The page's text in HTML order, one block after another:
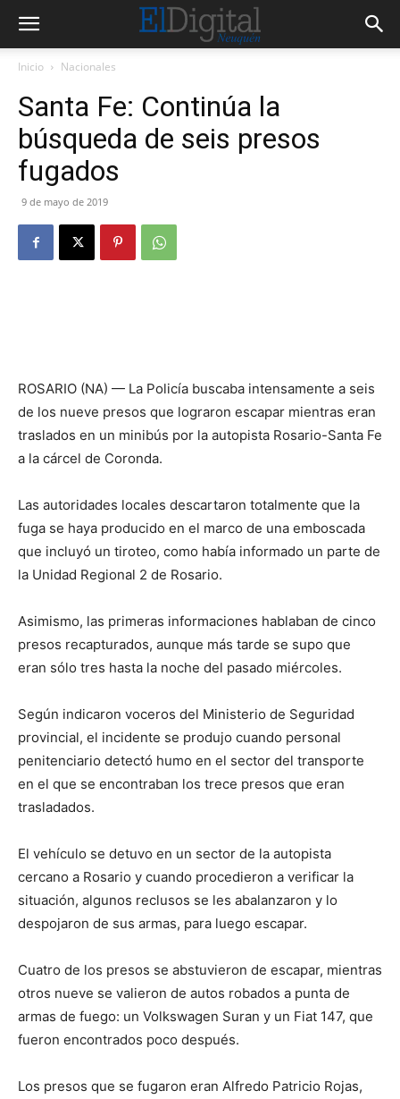
Inicio Nacionales
Santa Fe: Continúa la
búsqueda de seis presos
fugados
9 de mayo de 2019
ROSARIO (NA) — La Policía buscaba intensamente a seis
de los nueve presos que lograron escapar mientras eran
traslados en un minibús por la autopista Rosario-Santa Fe
a la cárcel de Coronda.
Las autoridades locales descartaron totalmente que la
fuga se haya producido en el marco de una emboscada
que incluyó un tiroteo, como había informado un parte de
la Unidad Regional 2 de Rosario.
Asimismo, las primeras informaciones hablaban de cinco
presos recapturados, aunque más tarde se supo que
eran sólo tres hasta la noche del pasado miércoles.
Según indicaron voceros del Ministerio de Seguridad
provincial, el incidente se produjo cuando personal
penitenciario detectó humo en el sector del transporte
en el que se encontraban los trece presos que eran
trasladados.
El vehículo se detuvo en un sector de la autopista
cercano a Rosario y cuando procedieron a verificar la
situación, algunos reclusos se les abalanzaron y lo
despojaron de sus armas, para luego escapar.
Cuatro de los presos se abstuvieron de escapar, mientras
otros nueve se valieron de autos robados a punta de
armas de fuego: un Volkswagen Suran y un Fiat 147, que
fueron encontrados poco después.
Los presos que se fugaron eran Alfredo Patricio Rojas,